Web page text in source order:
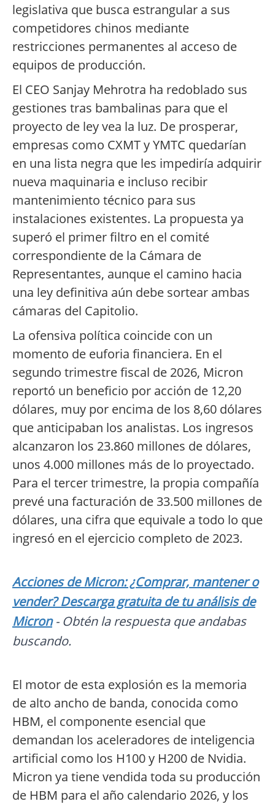
legislativa que busca estrangular a sus
competidores chinos mediante
restricciones permanentes al acceso de
equipos de producción.
El CEO Sanjay Mehrotra ha redoblado sus
gestiones tras bambalinas para que el
proyecto de ley vea la luz. De prosperar,
empresas como CXMT y YMTC quedarían
en una lista negra que les impediría adquirir
nueva maquinaria e incluso recibir
mantenimiento técnico para sus
instalaciones existentes. La propuesta ya
superó el primer filtro en el comité
correspondiente de la Cámara de
Representantes, aunque el camino hacia
una ley definitiva aún debe sortear ambas
cámaras del Capitolio.
La ofensiva política coincide con un
momento de euforia financiera. En el
segundo trimestre fiscal de 2026, Micron
reportó un beneficio por acción de 12,20
dólares, muy por encima de los 8,60 dólares
que anticipaban los analistas. Los ingresos
alcanzaron los 23.860 millones de dólares,
unos 4.000 millones más de lo proyectado.
Para el tercer trimestre, la propia compañía
prevé una facturación de 33.500 millones de
dólares, una cifra que equivale a todo lo que
ingresó en el ejercicio completo de 2023.
Acciones de Micron: ¿Comprar, mantener o
vender? Descarga gratuita de tu análisis de
Micron- Obtén la respuesta que andabas
buscando.
El motor de esta explosión es la memoria
de alto ancho de banda, conocida como
HBM, el componente esencial que
demandan los aceleradores de inteligencia
artificial como los H100 y H200 de Nvidia.
Micron ya tiene vendida toda su producción
de HBM para el año calendario 2026, y los